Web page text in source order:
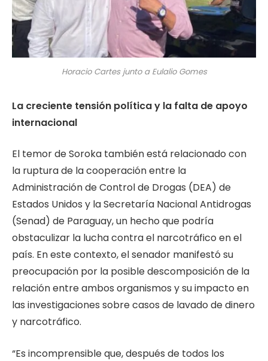
Horacio Cartes junto a Eulalio Gomes
La creciente tensión política y la falta de apoyo
internacional
El temor de Soroka también está relacionado con
la ruptura de la cooperación entre la
Administración de Control de Drogas (DEA) de
Estados Unidos y la Secretaría Nacional Antidrogas
(Senad) de Paraguay, un hecho que podría
obstaculizar la lucha contra el narcotráfico en el
país. En este contexto, el senador manifestó su
preocupación por la posible descomposición de la
relación entre ambos organismos y su impacto en
las investigaciones sobre casos de lavado de dinero
y narcotráfico.
“Es incomprensible que, después de todos los